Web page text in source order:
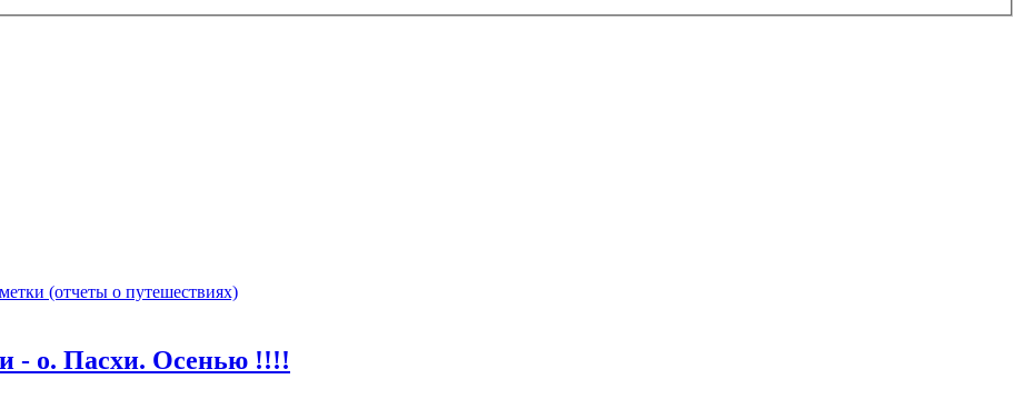
(отчеты о путешествиях)
- о. Пасхи. Осенью !!!!